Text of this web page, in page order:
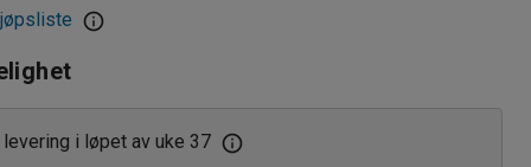
i løpet av uke 37